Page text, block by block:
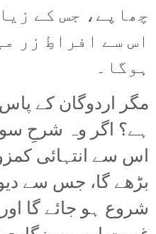
چھاپے، جس کے
اس سے افراطِ زر
ہوگا۔
مگر اردوگان کے
ہے؟ اگر وہ شرحِ
اس سے انتہائی
بڑھے گا، جس سے
شروع ہو جائے گا اور